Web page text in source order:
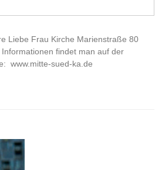
Liebe Frau Kirche Marienstraße 80
findet man auf der
www.mitte-sued-ka.de